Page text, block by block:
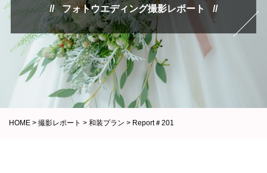
フォトウエディング撮影レポート
HOME > 撮影レポート > 和装プラン > Report＃201